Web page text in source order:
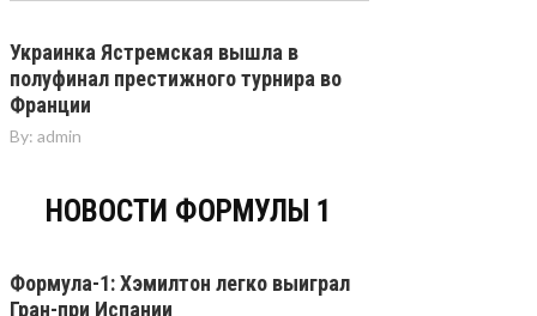
Украинка Ястремская вышла в
полуфинал престижного турнира во
Франции
By: admin
НОВОСТИ ФОРМУЛЫ 1
Формула-1: Хэмилтон легко выиграл
Гран-при Испании